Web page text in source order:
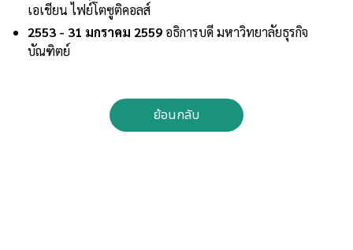
เอเชียน ไฟย์โตซูติคอลส์
2553 - 31 มกราคม 2559 อธิการบดี มหาวิทยาลัยธุรกิจ
บัณฑิตย์
ย้อนกลับ